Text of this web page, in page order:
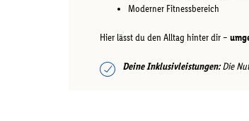
Moderner Fitnessbereich
Hier lässt du den Alltag hinter dir –
Deine Inklusivleistungen:Die